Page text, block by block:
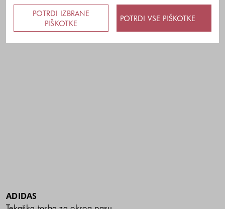
ADIDAS
POTRDI IZBRANE
PIŠKOTKE
POTRDI VSE PIŠKOTKE